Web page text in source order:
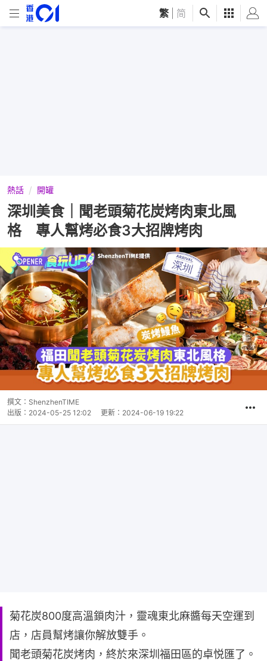
繁 简
熱話 開罐
深圳美食｜聞老頭菊花炭烤肉東北風
格 專人幫烤必食3大招牌烤肉
撰文： ShenzhenTIME
出版： 2024-05-25 12:02 更新： 2024-06-19 19:22
菊花炭800度高溫鎖肉汁，靈魂東北麻醬每天空運到
店，店員幫烤讓你解放雙手。
聞老頭菊花炭烤肉，終於來深圳福田區的卓悦匯了。